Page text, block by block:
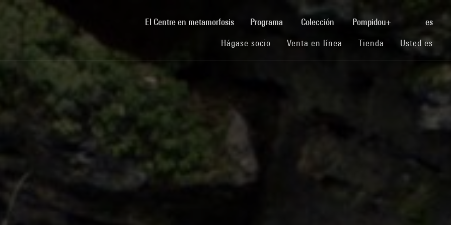
El Centre en metamorfosis(current)Programa Colección Pompidou+ es
Hágase socio (current)
Venta en línea (current)
Tienda (current)
Usted es